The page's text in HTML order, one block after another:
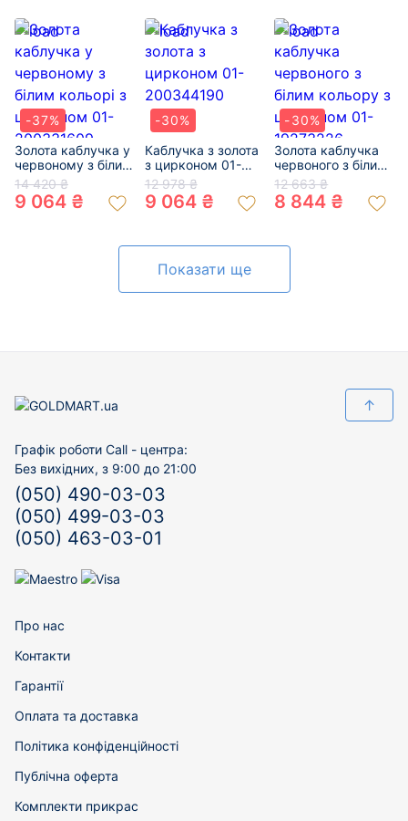
-37%
Золота каблучка у
червоному з білим
кольорі з
цирконом 01-
200331609
14 420 ₴
9 064 ₴
-30%
Каблучка з золота
з цирконом 01-
200344190
12 978 ₴
9 064 ₴
-30%
Золота каблучка
червоного з білим
кольору з
цирконом 01-
19273226
12 663 ₴
8 844 ₴
Показати ще
↑
Графік роботи Call - центра:
Без вихідних, з 9:00 до 21:00
(050) 490-03-03
(050) 499-03-03
(050) 463-03-01
Про нас
Контакти
Гарантії
Оплата та доставка
Політика конфіденційності
Публічна оферта
Комплекти прикрас